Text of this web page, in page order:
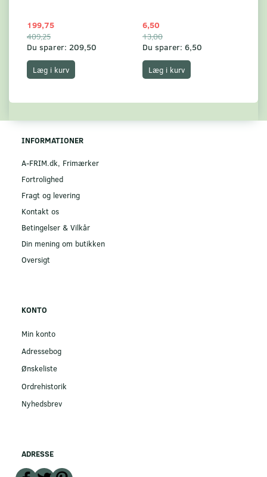
199,75
409,25
Du sparer: 209,50
Læg i kurv
6,50
13,00
Du sparer: 6,50
Læg i kurv
INFORMATIONER
A-FRIM.dk, Frimærker
Fortrolighed
Fragt og levering
Kontakt os
Betingelser & Vilkår
Din mening om butikken
Oversigt
KONTO
Min konto
Adressebog
Ønskeliste
Ordrehistorik
Nyhedsbrev
ADRESSE